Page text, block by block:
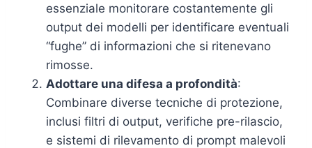
essenziale monitorare costantemente gli
output dei modelli per identificare eventuali
“fughe” di informazioni che si ritenevano
rimosse.
Adottare una difesa a profondità:
Combinare diverse tecniche di protezione,
inclusi filtri di output, verifiche pre-rilascio,
e sistemi di rilevamento di prompt malevoli